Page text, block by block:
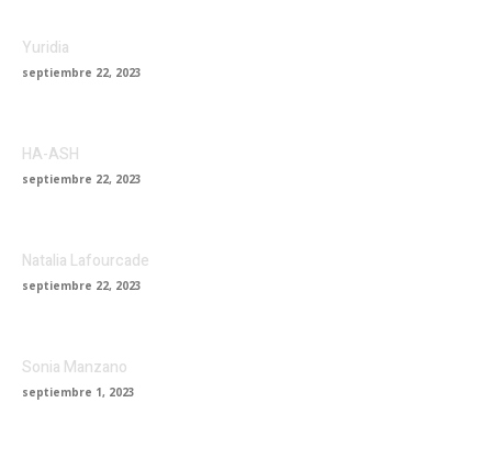
Yuridia
septiembre 22, 2023
HA-ASH
septiembre 22, 2023
Natalia Lafourcade
septiembre 22, 2023
Sonia Manzano
septiembre 1, 2023